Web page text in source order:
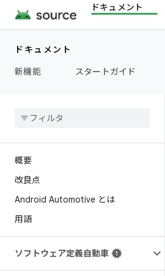
ドキュメント
ドキュメント
新機能
スタートガイド
概要
改良点
Android Automotive とは
用語
ソフトウェア定義自動車